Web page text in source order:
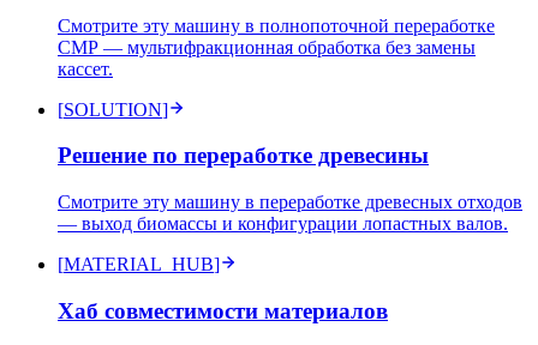
Смотрите эту машину в полнопоточной переработке
СМР — мультифракционная обработка без замены
кассет.
[SOLUTION]
Решение по переработке древесины
Смотрите эту машину в переработке древесных отходов
— выход биомассы и конфигурации лопастных валов.
[MATERIAL_HUB]
Хаб совместимости материалов